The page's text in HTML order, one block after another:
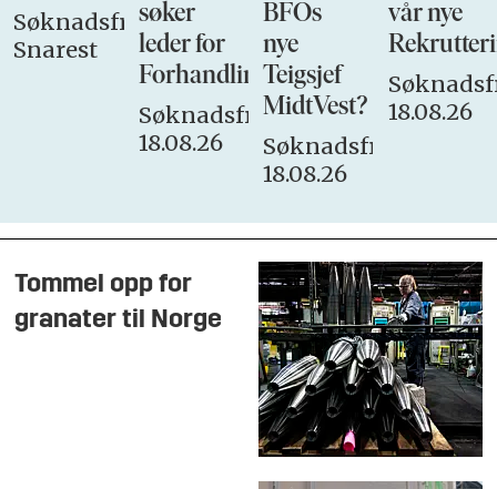
Søknadsfrist:
Snarest
søker
leder for
Forhandlingsutvalget
Søknadsfrist:
18.08.26
BFOs
nye
Teigsjef
MidtVest?
Søknadsfrist:
18.08.26
vår nye
18.08.26
Tommel opp for
granater til Norge